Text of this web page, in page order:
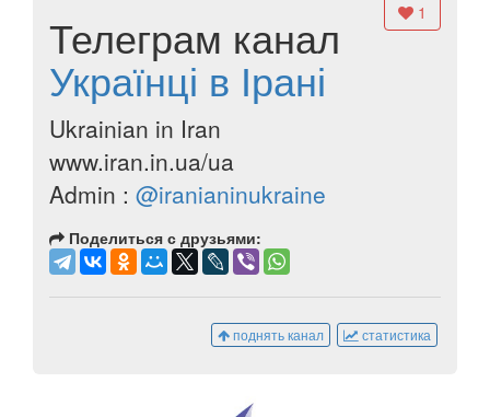
1
Телеграм канал
Українці в Ірані
Ukrainian in Iran
www.iran.in.ua/ua
Admin : @iranianinukraine
Поделиться с друзьями:
статистика
поднять канал